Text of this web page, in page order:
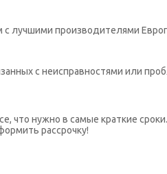
лучшими производителями
с неисправностями или
что нужно в самые краткие
рассрочку!